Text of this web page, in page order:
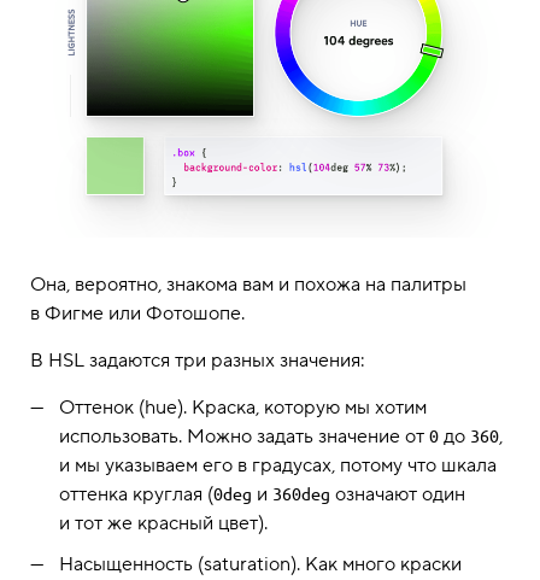
Она, вероятно, знакома вам и похожа на палитры
в Фигме или Фотошопе.
В HSL задаются три разных значения:
Оттенок (hue). Краска, которую мы хотим
использовать. Можно задать значение от 0 до 360,
и мы указываем его в градусах, потому что шкала
оттенка круглая (0deg и 360deg означают один
и тот же красный цвет).
Насыщенность (saturation). Как много краски